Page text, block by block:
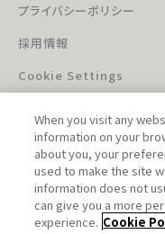
プライバシーポリシー
採用情報
Cookie Settings
このホームページに掲
When you visit any
information on your
about you, your
used to make the site
information does not
can give you a more
experience. Cookie